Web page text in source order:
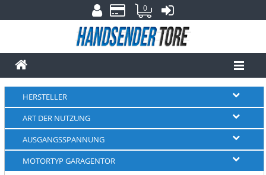
0
HERSTELLER
ART DER NUTZUNG
AUSGANGSSPANNUNG
MOTORTYP GARAGENTOR